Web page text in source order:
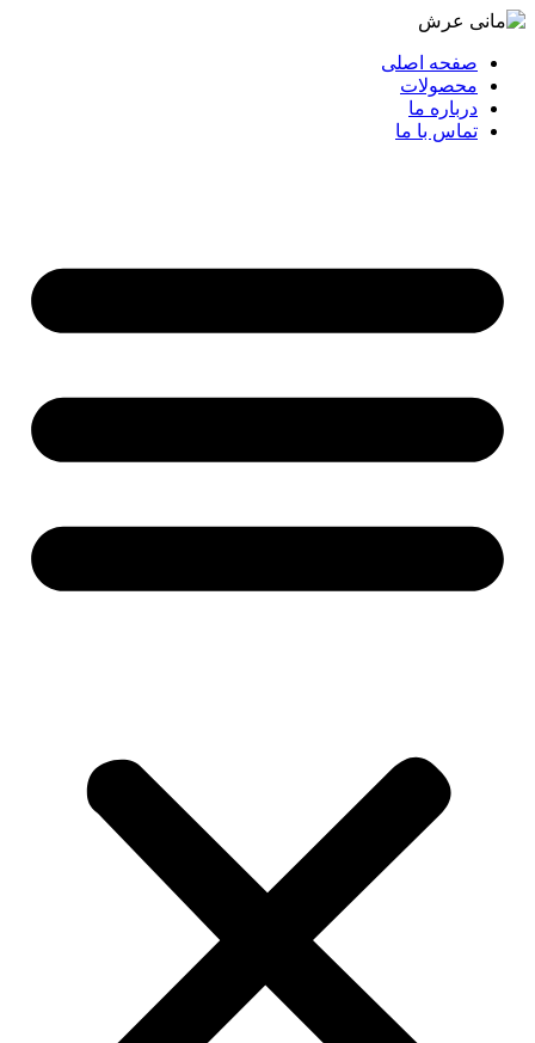
صفحه اصلی
محصولات
درباره ما
تماس با ما